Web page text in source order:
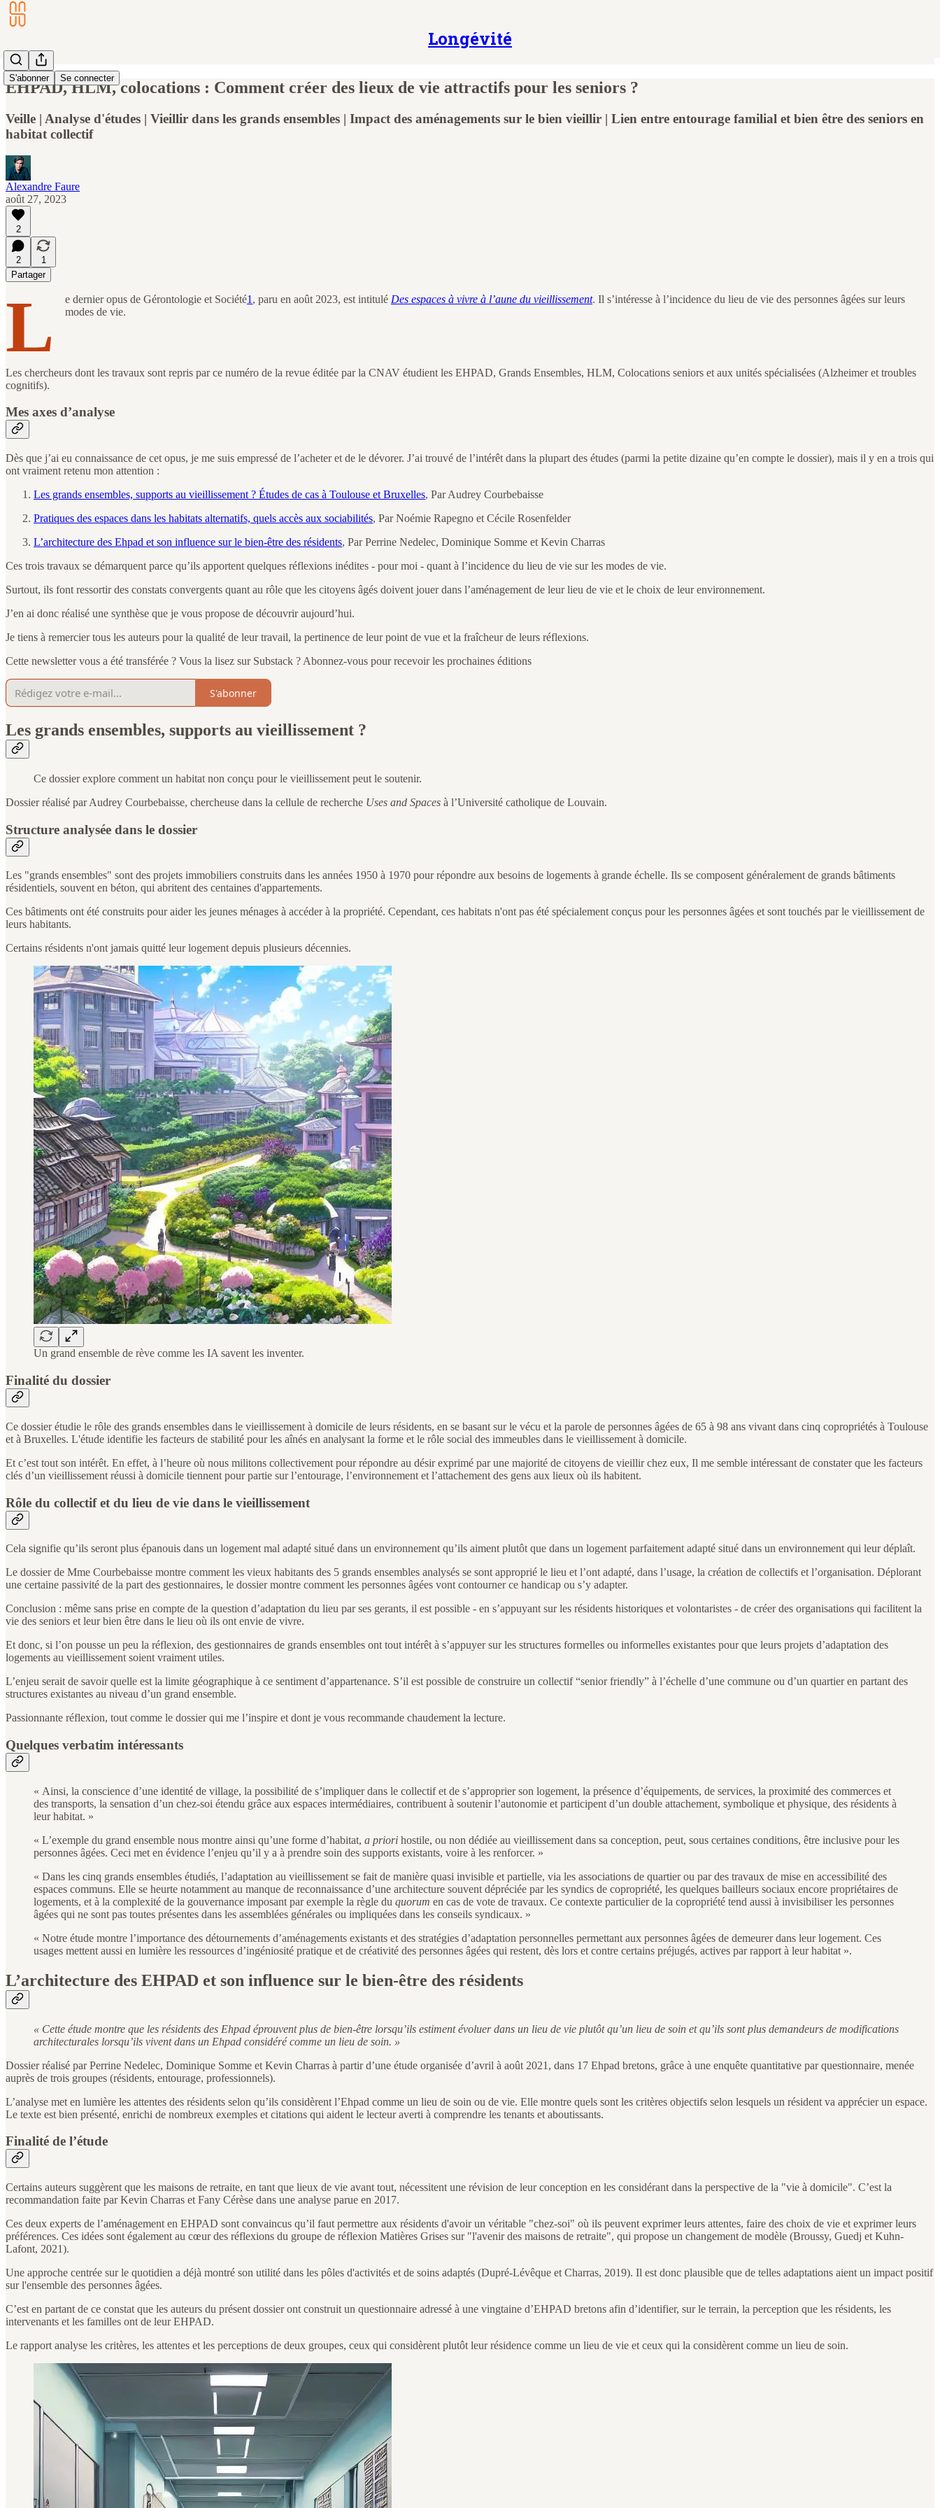
Longévité
S'abonner Se connecter
EHPAD, HLM, colocations : Comment créer des lieux de vie attractifs pour les seniors ?
Veille | Analyse d'études | Vieillir dans les grands ensembles | Impact des aménagements sur le bien vieillir | Lien entre entourage familial et bien être des seniors en
habitat collectif
Alexandre Faure
août 27, 2023
2
2
1
Partager
L e dernier opus de Gérontologie et Société1 , paru en août 2023, est intitulé Des espaces à vivre à l’aune du vieillissement. Il s’intéresse à l’incidence du lieu de vie des personnes âgées sur leurs
modes de vie.
Les chercheurs dont les travaux sont repris par ce numéro de la revue éditée par la CNAV étudient les EHPAD, Grands Ensembles, HLM, Colocations seniors et aux unités spécialisées (Alzheimer et troubles
cognitifs).
Mes axes d’analyse
Dès que j’ai eu connaissance de cet opus, je me suis empressé de l’acheter et de le dévorer. J’ai trouvé de l’intérêt dans la plupart des études (parmi la petite dizaine qu’en compte le dossier), mais il y en a trois qui
ont vraiment retenu mon attention :
Les grands ensembles, supports au vieillissement ? Études de cas à Toulouse et Bruxelles, Par Audrey Courbebaisse
Pratiques des espaces dans les habitats alternatifs, quels accès aux sociabilités, Par Noémie Rapegno et Cécile Rosenfelder
L’architecture des Ehpad et son influence sur le bien-être des résidents, Par Perrine Nedelec, Dominique Somme et Kevin Charras
Ces trois travaux se démarquent parce qu’ils apportent quelques réflexions inédites - pour moi - quant à l’incidence du lieu de vie sur les modes de vie.
Surtout, ils font ressortir des constats convergents quant au rôle que les citoyens âgés doivent jouer dans l’aménagement de leur lieu de vie et le choix de leur environnement.
J’en ai donc réalisé une synthèse que je vous propose de découvrir aujourd’hui.
Je tiens à remercier tous les auteurs pour la qualité de leur travail, la pertinence de leur point de vue et la fraîcheur de leurs réflexions.
Cette newsletter vous a été transférée ? Vous la lisez sur Substack ? Abonnez-vous pour recevoir les prochaines éditions
S'abonner
Les grands ensembles, supports au vieillissement ?
Ce dossier explore comment un habitat non conçu pour le vieillissement peut le soutenir.
Dossier réalisé par Audrey Courbebaisse, chercheuse dans la cellule de recherche Uses and Spaces à l’Université catholique de Louvain.
Structure analysée dans le dossier
Les "grands ensembles" sont des projets immobiliers construits dans les années 1950 à 1970 pour répondre aux besoins de logements à grande échelle. Ils se composent généralement de grands bâtiments
résidentiels, souvent en béton, qui abritent des centaines d'appartements.
Ces bâtiments ont été construits pour aider les jeunes ménages à accéder à la propriété. Cependant, ces habitats n'ont pas été spécialement conçus pour les personnes âgées et sont touchés par le vieillissement de
leurs habitants.
Certains résidents n'ont jamais quitté leur logement depuis plusieurs décennies.
Un grand ensemble de rève comme les IA savent les inventer.
Finalité du dossier
Ce dossier étudie le rôle des grands ensembles dans le vieillissement à domicile de leurs résidents, en se basant sur le vécu et la parole de personnes âgées de 65 à 98 ans vivant dans cinq copropriétés à Toulouse
et à Bruxelles. L'étude identifie les facteurs de stabilité pour les aînés en analysant la forme et le rôle social des immeubles dans le vieillissement à domicile.
Et c’est tout son intérêt. En effet, à l’heure où nous militons collectivement pour répondre au désir exprimé par une majorité de citoyens de vieillir chez eux, Il me semble intéressant de constater que les facteurs
clés d’un vieillissement réussi à domicile tiennent pour partie sur l’entourage, l’environnement et l’attachement des gens aux lieux où ils habitent.
Rôle du collectif et du lieu de vie dans le vieillissement
Cela signifie qu’ils seront plus épanouis dans un logement mal adapté situé dans un environnement qu’ils aiment plutôt que dans un logement parfaitement adapté situé dans un environnement qui leur déplaît.
Le dossier de Mme Courbebaisse montre comment les vieux habitants des 5 grands ensembles analysés se sont approprié le lieu et l’ont adapté, dans l’usage, la création de collectifs et l’organisation. Déplorant
une certaine passivité de la part des gestionnaires, le dossier montre comment les personnes âgées vont contourner ce handicap ou s’y adapter.
Conclusion : même sans prise en compte de la question d’adaptation du lieu par ses gerants, il est possible - en s’appuyant sur les résidents historiques et volontaristes - de créer des organisations qui facilitent la
vie des seniors et leur bien être dans le lieu où ils ont envie de vivre.
Et donc, si l’on pousse un peu la réflexion, des gestionnaires de grands ensembles ont tout intérêt à s’appuyer sur les structures formelles ou informelles existantes pour que leurs projets d’adaptation des
logements au vieillissement soient vraiment utiles.
L’enjeu serait de savoir quelle est la limite géographique à ce sentiment d’appartenance. S’il est possible de construire un collectif “senior friendly” à l’échelle d’une commune ou d’un quartier en partant des
structures existantes au niveau d’un grand ensemble.
Passionnante réflexion, tout comme le dossier qui me l’inspire et dont je vous recommande chaudement la lecture.
Quelques verbatim intéressants
« Ainsi, la conscience d’une identité de village, la possibilité de s’impliquer dans le collectif et de s’approprier son logement, la présence d’équipements, de services, la proximité des commerces et
des transports, la sensation d’un chez-soi étendu grâce aux espaces intermédiaires, contribuent à soutenir l’autonomie et participent d’un double attachement, symbolique et physique, des résidents à
leur habitat. »
« L’exemple du grand ensemble nous montre ainsi qu’une forme d’habitat, a priori hostile, ou non dédiée au vieillissement dans sa conception, peut, sous certaines conditions, être inclusive pour les
personnes âgées. Ceci met en évidence l’enjeu qu’il y a à prendre soin des supports existants, voire à les renforcer. »
« Dans les cinq grands ensembles étudiés, l’adaptation au vieillissement se fait de manière quasi invisible et partielle, via les associations de quartier ou par des travaux de mise en accessibilité des
espaces communs. Elle se heurte notamment au manque de reconnaissance d’une architecture souvent dépréciée par les syndics de copropriété, les quelques bailleurs sociaux encore propriétaires de
logements, et à la complexité de la gouvernance imposant par exemple la règle du quorum en cas de vote de travaux. Ce contexte particulier de la copropriété tend aussi à invisibiliser les personnes
âgées qui ne sont pas toutes présentes dans les assemblées générales ou impliquées dans les conseils syndicaux. »
« Notre étude montre l’importance des détournements d’aménagements existants et des stratégies d’adaptation personnelles permettant aux personnes âgées de demeurer dans leur logement. Ces
usages mettent aussi en lumière les ressources d’ingéniosité pratique et de créativité des personnes âgées qui restent, dès lors et contre certains préjugés, actives par rapport à leur habitat ».
L’architecture des EHPAD et son influence sur le bien-être des résidents
« Cette étude montre que les résidents des Ehpad éprouvent plus de bien-être lorsqu’ils estiment évoluer dans un lieu de vie plutôt qu’un lieu de soin et qu’ils sont plus demandeurs de modifications
architecturales lorsqu’ils vivent dans un Ehpad considéré comme un lieu de soin. »
Dossier réalisé par Perrine Nedelec, Dominique Somme et Kevin Charras à partir d’une étude organisée d’avril à août 2021, dans 17 Ehpad bretons, grâce à une enquête quantitative par questionnaire, menée
auprès de trois groupes (résidents, entourage, professionnels).
L’analyse met en lumière les attentes des résidents selon qu’ils considèrent l’Ehpad comme un lieu de soin ou de vie. Elle montre quels sont les critères objectifs selon lesquels un résident va apprécier un espace.
Le texte est bien présenté, enrichi de nombreux exemples et citations qui aident le lecteur averti à comprendre les tenants et aboutissants.
Finalité de l’étude
Certains auteurs suggèrent que les maisons de retraite, en tant que lieux de vie avant tout, nécessitent une révision de leur conception en les considérant dans la perspective de la "vie à domicile". C’est la
recommandation faite par Kevin Charras et Fany Cérèse dans une analyse parue en 2017.
Ces deux experts de l’aménagement en EHPAD sont convaincus qu’il faut permettre aux résidents d'avoir un véritable "chez-soi" où ils peuvent exprimer leurs attentes, faire des choix de vie et exprimer leurs
préférences. Ces idées sont également au cœur des réflexions du groupe de réflexion Matières Grises sur "l'avenir des maisons de retraite", qui propose un changement de modèle (Broussy, Guedj et Kuhn-
Lafont, 2021).
Une approche centrée sur le quotidien a déjà montré son utilité dans les pôles d'activités et de soins adaptés (Dupré-Lévêque et Charras, 2019). Il est donc plausible que de telles adaptations aient un impact positif
sur l'ensemble des personnes âgées.
C’est en partant de ce constat que les auteurs du présent dossier ont construit un questionnaire adressé à une vingtaine d’EHPAD bretons afin d’identifier, sur le terrain, la perception que les résidents, les
intervenants et les familles ont de leur EHPAD.
Le rapport analyse les critères, les attentes et les perceptions de deux groupes, ceux qui considèrent plutôt leur résidence comme un lieu de vie et ceux qui la considèrent comme un lieu de soin.